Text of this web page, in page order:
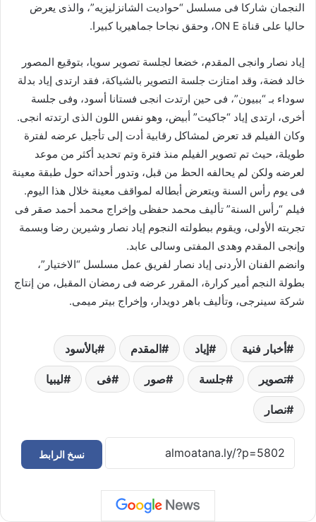
النجمان شاركا فى مسلسل “حواديت الشانزليزيه”، والذى يعرض
حاليا على قناة ON E، وحقق نجاحا جماهيريا كبيرا.
إياد نصار وانجى المقدم، خضعا لجلسة تصوير سويا، بتوقيع المصور
خالد فضة، وقد امتازت جلسة التصوير بالشياكة، فقد ارتدى إياد بدلة
سوداء بـ “ببيون”، فى حين ارتدت انجى فستانا أسود، وفى جلسة
أخرى، ارتدى إياد “جاكيت” أبيض، وهو نفس اللون الذى ارتدته انجى.
وكان الفيلم قد تعرض لمشاكل رقابية أدت إلى تأجيل عرضه لفترة
طويلة، حيث تم تصوير الفيلم منذ فترة وتم تحديد أكثر من موعد
لعرضه ولكن لم يحالفه الحظ من قبل، وتدور أحداثه حول طبقة معينة
فى يوم رأس السنة ويتعرض أبطاله لمواقف معينة خلال هذا اليوم.
فيلم “رأس السنة” تأليف محمد حفظى وإخراج محمد أحمد صقر فى
تجربته الأولى، ويقوم ببطولته النجوم إياد نصار وشيرين رضا وبسمة
وإنجى المقدم وهدى المفتى وسالى عابد.
وانضم الفنان الأردنى إياد نصار لفريق عمل مسلسل “الاختيار”،
بطولة النجم أمير كرارة، المقرر عرضه فى رمضان المقبل، من إنتاج
شركة سينرجى، وتأليف باهر دويدار، وإخراج بيتر ميمى.
أخبار فنية إياد المقدم بالأسود
تصوير جلسة صور فى ليبيا
نصار
نسخ الرابط